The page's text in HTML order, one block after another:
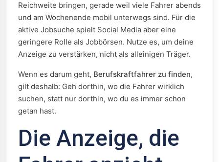
Reichweite bringen, gerade weil viele Fahrer abends
und am Wochenende mobil unterwegs sind. Für die
aktive Jobsuche spielt Social Media aber eine
geringere Rolle als Jobbörsen. Nutze es, um deine
Anzeige zu verstärken, nicht als alleinigen Träger.
Wenn es darum geht, Berufskraftfahrer zu finden,
gilt deshalb: Geh dorthin, wo die Fahrer wirklich
suchen, statt nur dorthin, wo du es immer schon
getan hast.
Die Anzeige, die